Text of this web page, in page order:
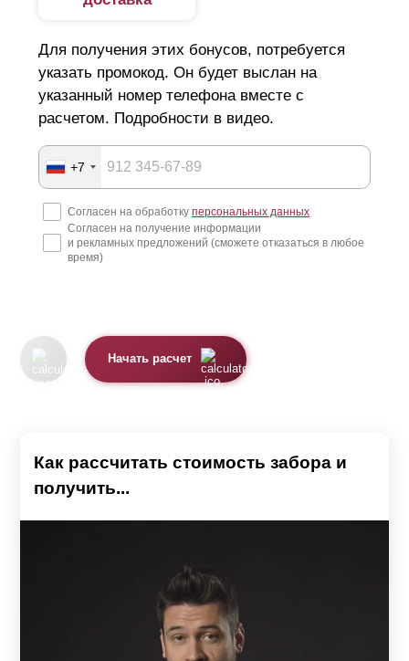
Для получения этих бонусов, потребуется
указать промокод. Он будет выслан на
указанный номер телефона вместе с
расчетом. Подробности в видео.
+7
Согласен на обработку персональных данных
Согласен на получение информации
и рекламных предложений (сможете отказаться в любое
время)
Начать расчет
Как рассчитать стоимость забора и
получить...